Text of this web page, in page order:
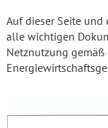
Auf dieser Seite und
alle wichtigen
Netznutzung